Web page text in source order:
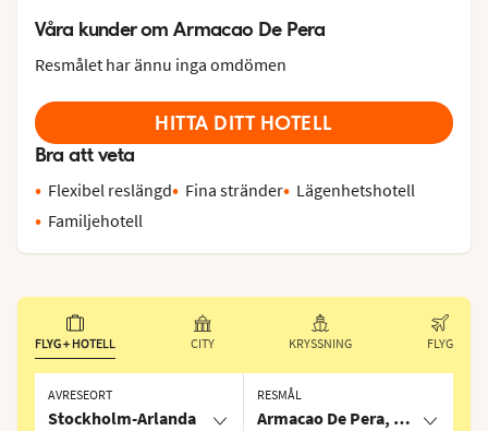
Våra kunder om Armacao De Pera
Resmålet har ännu inga omdömen
HITTA DITT HOTELL
Bra att veta
Flexibel reslängd Fina stränder
Lägenhetshotell
Familjehotell
FLYG + HOTELL CITY KRYSSNING FLYG
AVRESEORT
Stockholm-Arlanda
RESMÅL
Armacao De Pera, Portugal